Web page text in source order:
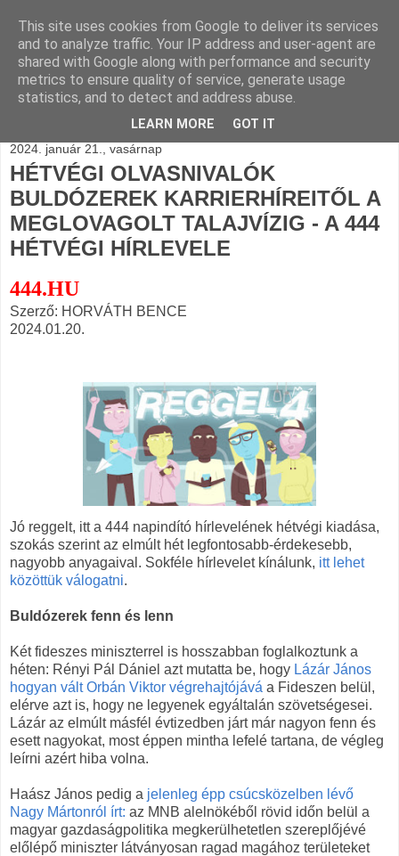
BLOGÁSZAT, napi
blogjava
2024. január 21., vasárnap
HÉTVÉGI OLVASNIVALÓK
BULDÓZEREK KARRIERHÍREITŐL A
MEGLOVAGOLT TALAJVÍZIG - A 444
HÉTVÉGI HÍRLEVELE
444.HU
Szerző: HORVÁTH BENCE
2024.01.20.
Jó reggelt, itt a 444 napindító hírlevelének hétvégi kiadása,
szokás szerint az elmúlt hét legfontosabb-érdekesebb,
nagyobb anyagaival. Sokféle hírlevelet kínálunk, itt lehet
közöttük válogatni.
Buldózerek fenn és lenn
Két fideszes miniszterrel is hosszabban foglalkoztunk a
héten: Rényi Pál Dániel azt mutatta be, hogy Lázár János
hogyan vált Orbán Viktor végrehajtójává a Fideszen belül,
elérve azt is, hogy ne legyenek egyáltalán szövetségesei.
Lázár az elmúlt másfél évtizedben járt már nagyon fenn és
esett nagyokat, most éppen mintha lefelé tartana, de végleg
leírni azért hiba volna.
Haász János pedig a jelenleg épp csúcsközelben lévő
Nagy Mártonról írt: az MNB alelnökéből rövid időn belül a
magyar gazdaságpolitika megkerülhetetlen szereplőjévé
előlépő miniszter látványosan ragad magához területeket
This site uses cookies from Google to deliver its services
and to analyze traffic. Your IP address and user-agent are
shared with Google along with performance and security
metrics to ensure quality of service, generate usage
statistics, and to detect and address abuse.
LEARN MORE GOT IT